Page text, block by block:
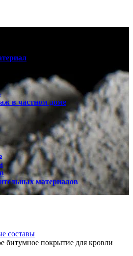
в частном доме
материалов
составы
битумное покрытие для кровли